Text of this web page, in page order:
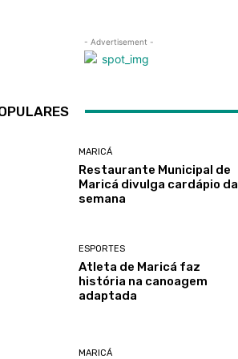
- Advertisement -
MARICÁ
Restaurante Municipal de
Maricá divulga cardápio da
semana
ESPORTES
Atleta de Maricá faz
história na canoagem
adaptada
MARICÁ